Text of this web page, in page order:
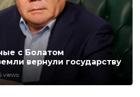
с Болатом
вернули государству
views